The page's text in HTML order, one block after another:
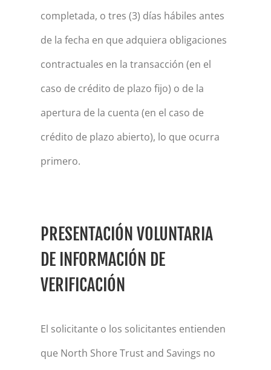
completada, o tres (3) días hábiles antes
de la fecha en que adquiera obligaciones
contractuales en la transacción (en el
caso de crédito de plazo fijo) o de la
apertura de la cuenta (en el caso de
crédito de plazo abierto), lo que ocurra
primero.
PRESENTACIÓN VOLUNTARIA
DE INFORMACIÓN DE
VERIFICACIÓN
El solicitante o los solicitantes entienden
que North Shore Trust and Savings no